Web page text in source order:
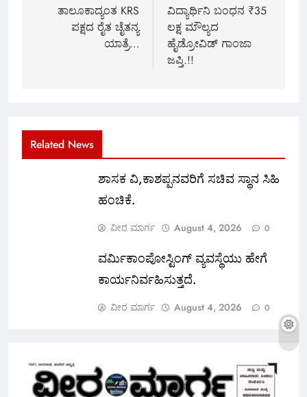
navigation
ತಾಲೂಕಾದ್ಯಂತ KRS
ಪಕ್ಷದ ರೈತ ಚೈತನ್ಯ
ಯಾತ್ರೆ…
ವಿದ್ಯಾರ್ಥಿನಿ ಬಂಧನ ₹35
ಲಕ್ಷ ಮೌಲ್ಯದ
ಹೈಡ್ರೋವಿಡ್ ಗಾಂಜಾ
ಜಪ್ತಿ.!!
Related News
ಶಾಸಕ ವಿ,ಕಾಶಪ್ಪನವರಿಗೆ ಸಚಿವ ಸ್ಥಾನ ಸಿಹಿ
ಹಂಚಿಕೆ.
ವೀರ ಮಾರ್ಗ August 4, 2026 0
ವರ್ಮಿಕಾಂಪೋಸ್ಟಿಂಗ್ ವ್ಯವಸ್ಥೆಯು ಹೇಗೆ
ಕಾರ್ಯನಿರ್ವಹಿಸುತ್ತದೆ.
ವೀರ ಮಾರ್ಗ August 4, 2026 0